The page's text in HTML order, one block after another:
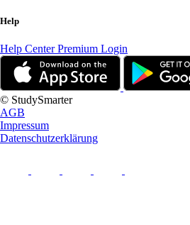
Help
Help CenterPremium Login
© StudySmarter
AGB
Impressum
Datenschutzerklärung